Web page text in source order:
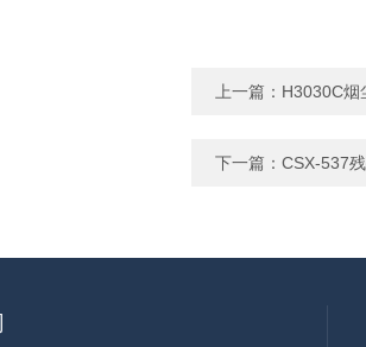
上一篇： H3030C烟
下一篇： CSX-537